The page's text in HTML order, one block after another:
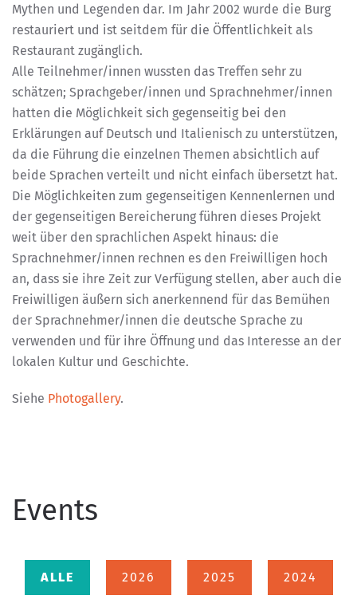
Mythen und Legenden dar. Im Jahr 2002 wurde die Burg
restauriert und ist seitdem für die Öffentlichkeit als
Restaurant zugänglich.
Alle Teilnehmer/innen wussten das Treffen sehr zu
schätzen; Sprachgeber/innen und Sprachnehmer/innen
hatten die Möglichkeit sich gegenseitig bei den
Erklärungen auf Deutsch und Italienisch zu unterstützen,
da die Führung die einzelnen Themen absichtlich auf
beide Sprachen verteilt und nicht einfach übersetzt hat.
Die Möglichkeiten zum gegenseitigen Kennenlernen und
der gegenseitigen Bereicherung führen dieses Projekt
weit über den sprachlichen Aspekt hinaus: die
Sprachnehmer/innen rechnen es den Freiwilligen hoch
an, dass sie ihre Zeit zur Verfügung stellen, aber auch die
Freiwilligen äußern sich anerkennend für das Bemühen
der Sprachnehmer/innen die deutsche Sprache zu
verwenden und für ihre Öffnung und das Interesse an der
lokalen Kultur und Geschichte.
Siehe Photogallery.
Events
ALLE 2026 2025 2024